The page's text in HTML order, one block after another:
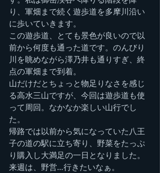
り、軍畑まで続く遊歩道を多摩川沿い
に歩いていきます。
この遊歩道、とても景色が良いので以
前から何度も通った道です。のんびり
川を眺めながら澤乃井も通りすぎ、終
点の軍畑まで到着。
山だけだとちょっと物足りなさを感じ
る高水三山ですが、今回は遊歩道も使
って周回。なかなか楽しい山行でし
た。
帰路では以前から気になっていた八王
子の道の駅に立ち寄り、野菜をたっぷ
り購入し大満足の一日となりました。
来週は、野営…行きたいなぁ。